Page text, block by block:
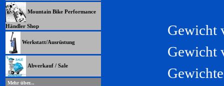
Mountain Bike Performance
Händler Shop
Werkstatt/Ausrüstung
Abverkauf / Sale
Mehr über...
Gewicht
Gewicht